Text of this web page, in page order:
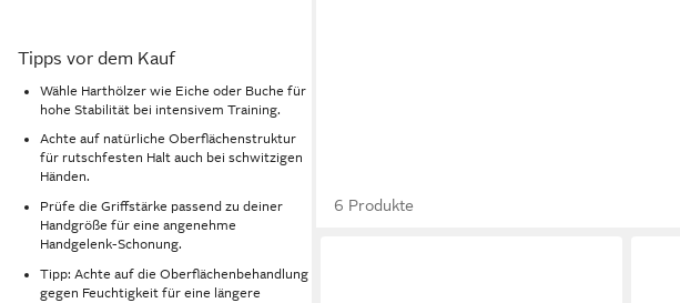
Tipps vor dem Kauf
Wähle Harthölzer wie Eiche oder Buche für
hohe Stabilität bei intensivem Training.
Achte auf natürliche Oberflächenstruktur
für rutschfesten Halt auch bei schwitzigen
Händen.
Prüfe die Griffstärke passend zu deiner
Handgröße für eine angenehme
Handgelenk-Schonung.
Tipp: Achte auf die Oberflächenbehandlung
gegen Feuchtigkeit für eine längere
6 Produkte